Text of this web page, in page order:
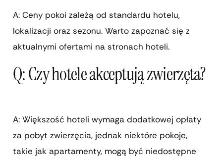
A: Ceny pokoi zależą od standardu hotelu,
lokalizacji oraz sezonu. Warto zapoznać się z
aktualnymi ofertami na stronach hoteli.
Q: Czy hotele akceptują zwierzęta?
A: Większość hoteli wymaga dodatkowej opłaty
za pobyt zwierzęcia, jednak niektóre pokoje,
takie jak apartamenty, mogą być niedostępne